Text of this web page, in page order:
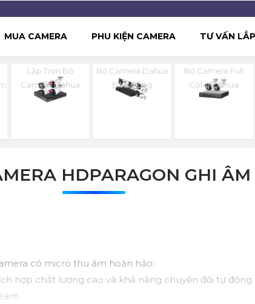
MUA CAMERA PHU KIỆN CAMERA TƯ VẤN
Lắp Trọn Bộ
Camera Dahua
Bộ Camera Dahua
Báo Động
Bộ Camera Full
Color Dahua
HDPARAGON GHI ÂM
có micro thu âm hoàn hảo:
hợp chất lượng cao và khả năng chuyển đổi tự